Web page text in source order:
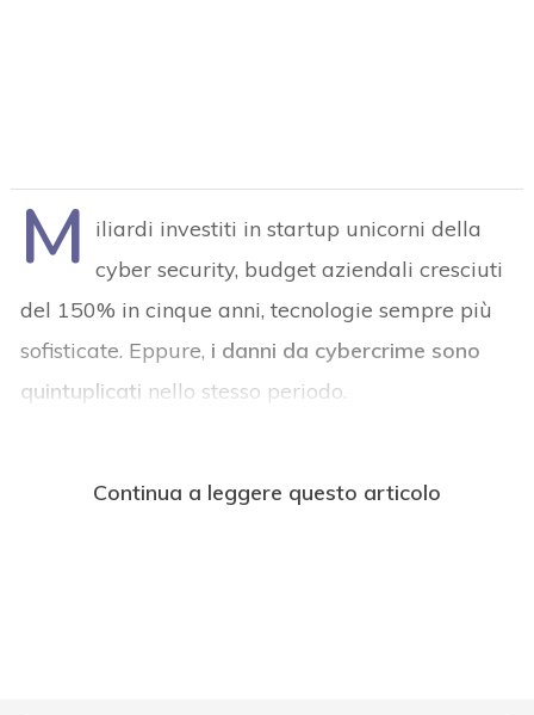
M
iliardi investiti in startup unicorni della
cyber security, budget aziendali cresciuti
del 150% in cinque anni, tecnologie sempre più
sofisticate. Eppure, i danni da cybercrime sono
quintuplicati nello stesso periodo.
Continua a leggere questo articolo